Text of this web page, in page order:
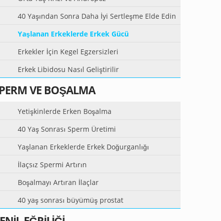
40 Yaşından Sonra Daha İyi Sertleşme Elde Edin
Yaşlanan Erkeklerde Erkek Gücü
Erkekler İçin Kegel Egzersizleri
Erkek Libidosu Nasıl Geliştirilir
VE BOŞALMA
Yetişkinlerde Erken Boşalma
40 Yaş Sonrası Sperm Üretimi
Yaşlanan Erkeklerde Erkek Doğurganlığı
İlaçsız Spermi Artırın
Boşalmayı Artıran İlaçlar
40 yaş sonrası büyümüş prostat